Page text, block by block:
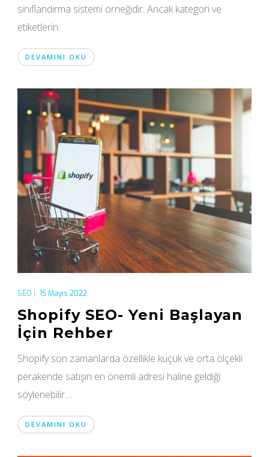
sınıflandırma sistemi örneğidir. Ancak kategori ve
etiketlerin...
DEVAMINI OKU
SEO 15 Mayıs 2022
Shopify SEO- Yeni Başlayan
İçin Rehber
Shopify son zamanlarda özellikle küçük ve orta ölçekli
perakende satışın en önemli adresi haline geldiği
söylenebilir....
DEVAMINI OKU